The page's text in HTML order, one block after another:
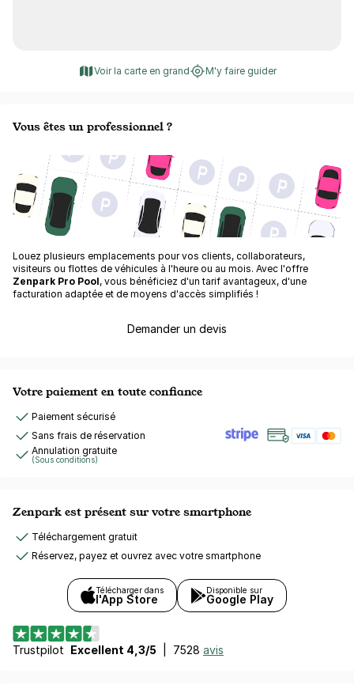
Voir la carte en grand M'y faire guider
Vous êtes un professionnel ?
Louez plusieurs emplacements pour vos clients, collaborateurs,
visiteurs ou flottes de véhicules à l'heure ou au mois. Avec l'offre
Zenpark Pro Pool, vous bénéficiez d'un tarif avantageux, d'une
facturation adaptée et de moyens d'accès simplifiés !
Demander un devis
Votre paiement en toute confiance
Paiement sécurisé
Sans frais de réservation
Annulation gratuite
(Sous conditions)
Zenpark est présent sur votre smartphone
Téléchargement gratuit
Réservez, payez et ouvrez avec votre smartphone
Télécharger dans
l'App Store
Disponible sur
Google Play
Trustpilot Excellent 4,3/5 7528 avis